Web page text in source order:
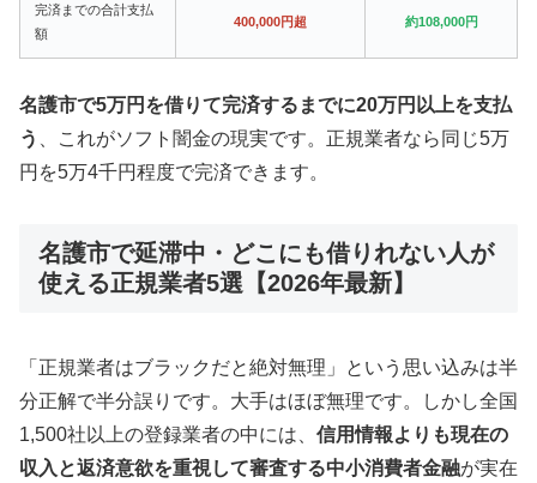
完済までの合計支払
額
400,000円超 約108,000円
名護市で5万円を借りて完済するまでに20万円以上を支払
う
、これがソフト闇金の現実です。正規業者なら同じ5万
円を5万4千円程度で完済できます。
名護市で延滞中・どこにも借りれない人が
使える正規業者5選【2026年最新】
「正規業者はブラックだと絶対無理」という思い込みは半
分正解で半分誤りです。大手はほぼ無理です。しかし全国
1,500社以上の登録業者の中には、 信用情報よりも現在の
収入と返済意欲を重視して審査する中小消費者金融が実在